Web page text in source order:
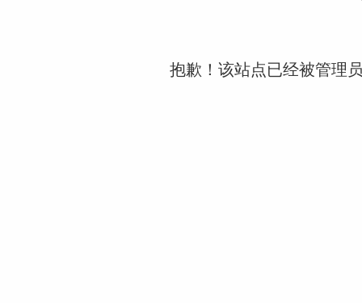
抱歉！该站点已经被管理